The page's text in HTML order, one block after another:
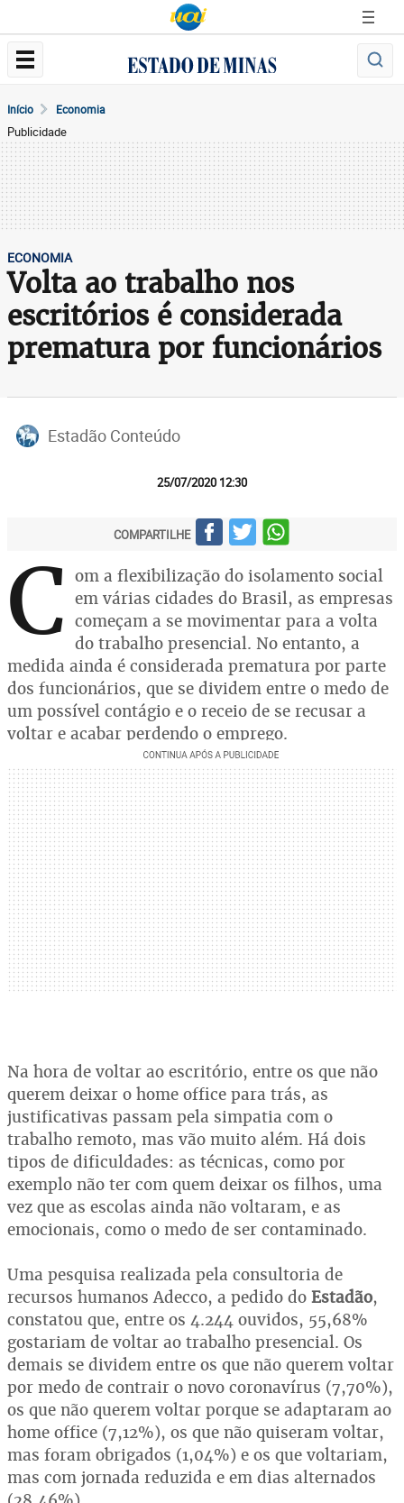
Início Economia
Publicidade
ECONOMIA
Volta ao trabalho nos
escritórios é considerada
prematura por funcionários
Estadão Conteúdo
25/07/2020 12:30
COMPARTILHE
C om a flexibilização do isolamento social
em várias cidades do Brasil, as empresas
começam a se movimentar para a volta
do trabalho presencial. No entanto, a
medida ainda é considerada prematura por parte
dos funcionários, que se dividem entre o medo de
um possível contágio e o receio de se recusar a
voltar e acabar perdendo o emprego.
Na hora de voltar ao escritório, entre os que não
querem deixar o home office para trás, as
justificativas passam pela simpatia com o
trabalho remoto, mas vão muito além. Há dois
tipos de dificuldades: as técnicas, como por
exemplo não ter com quem deixar os filhos, uma
vez que as escolas ainda não voltaram, e as
emocionais, como o medo de ser contaminado.
Uma pesquisa realizada pela consultoria de
recursos humanos Adecco, a pedido do Estadão,
constatou que, entre os 4.244 ouvidos, 55,68%
gostariam de voltar ao trabalho presencial. Os
demais se dividem entre os que não querem voltar
por medo de contrair o novo coronavírus (7,70%),
os que não querem voltar porque se adaptaram ao
home office (7,12%), os que não quiseram voltar,
mas foram obrigados (1,04%) e os que voltariam,
mas com jornada reduzida e em dias alternados